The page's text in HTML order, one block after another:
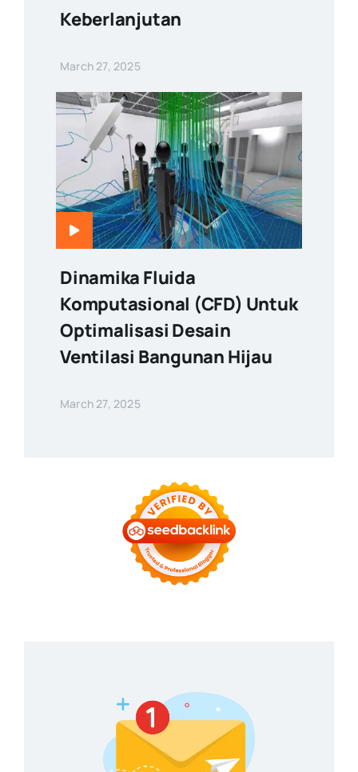
Keberlanjutan
March 27, 2025
Dinamika Fluida
Komputasional (CFD) Untuk
Optimalisasi Desain
Ventilasi Bangunan Hijau
March 27, 2025